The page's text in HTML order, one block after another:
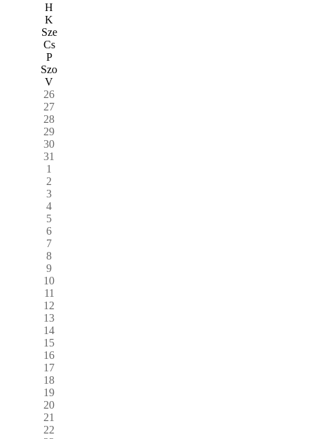
H
K
Sze
Cs
P
Szo
V
26
27
28
29
30
31
1
2
3
4
5
6
7
8
9
10
11
12
13
14
15
16
17
18
19
20
21
22